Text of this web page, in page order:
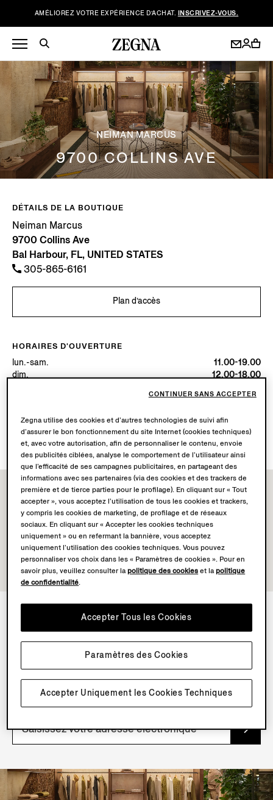
AMÉLIOREZ VOTRE EXPÉRIENCE D’ACHAT. INSCRIVEZ-VOUS.
NEIMAN MARCUS
9700 COLLINS AVE
DÉTAILS DE LA BOUTIQUE
Neiman Marcus
9700 Collins Ave
Bal Harbour, FL, UNITED STATES
305-865-6161
Plan d’accès
HORAIRES D'OUVERTURE
lun.-sam.
11.00-19.00
dim.
12.00-18.00
SERVICES DISPONIBLES
Livraison en boutique non disponible.
NEWSLETTER
Inscrivez-vous à notre newsletter pour profiter de
contenus, d’offres et de services exclusifs et découvrir
nos articles en avant-première.
Zegna utilise des cookies et d’autres technologies de suivi afin
d’assurer le bon fonctionnement du site Internet (cookies techniques)
et, avec votre autorisation, afin de personnaliser le contenu, envoie
des publicités ciblées, analyse le comportement de l’utilisateur ainsi
que l’efficacité de ses campagnes publicitaires, en partageant des
informations avec ses partenaires (via des cookies et des trackers de
première et de tierce parties pour le profilage). En cliquant sur « Tout
accepter », vous acceptez l’utilisation de tous les cookies et trackers,
y compris les cookies de marketing, de profilage et de réseaux
sociaux. En cliquant sur « Accepter les cookies techniques
uniquement » ou en refermant la bannière, vous acceptez
uniquement l’utilisation des cookies techniques. Vous pouvez
personnaliser vos choix dans les « Paramètres de cookies ». Pour en
savoir plus, veuillez consulter lapolitique des cookies et lapolitique
de confidentialité.
Accepter Uniquement les Cookies Techniques
Accepter Tous les Cookies
Paramètres des Cookies
CONTINUER SANS ACCEPTER